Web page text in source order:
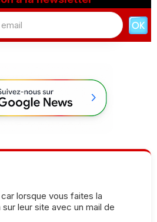
lorsque vous faites la
leur site avec un mail de